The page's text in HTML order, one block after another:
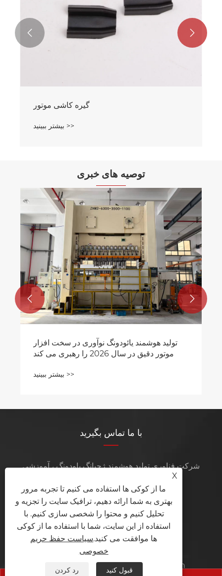
 
توصیه های خبری
بیشتر ببینید >>
 
با ما تماس بگیرید
شرکت فناوری تولید هوشمند ژجیانگ یاودونگ ، آموزشی
تلفن:+86-577-66007073
سیار: +86-13106181103
فکس:
wm@zhongchuanwj.cn
X
ما از کوکی ها استفاده می کنیم تا تجربه مرور
بهتری به شما ارائه دهیم، ترافیک سایت را تجزیه و
تحلیل کنیم و محتوا را شخصی سازی کنیم. با
استفاده از این سایت، شما با استفاده ما از کوکی
ها موافقت می کنید.سیاست حفظ حریم
خصوصی
رد کردن قبول کنید